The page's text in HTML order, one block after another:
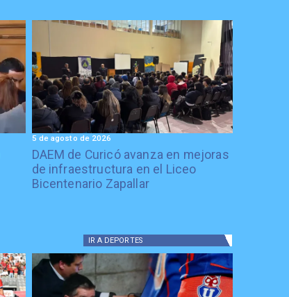
DAEM de Curicó avanza en mejoras
de infraestructura en el Liceo
Bicentenario Zapallar
5 de agosto de 2026
IR A DEPORTES